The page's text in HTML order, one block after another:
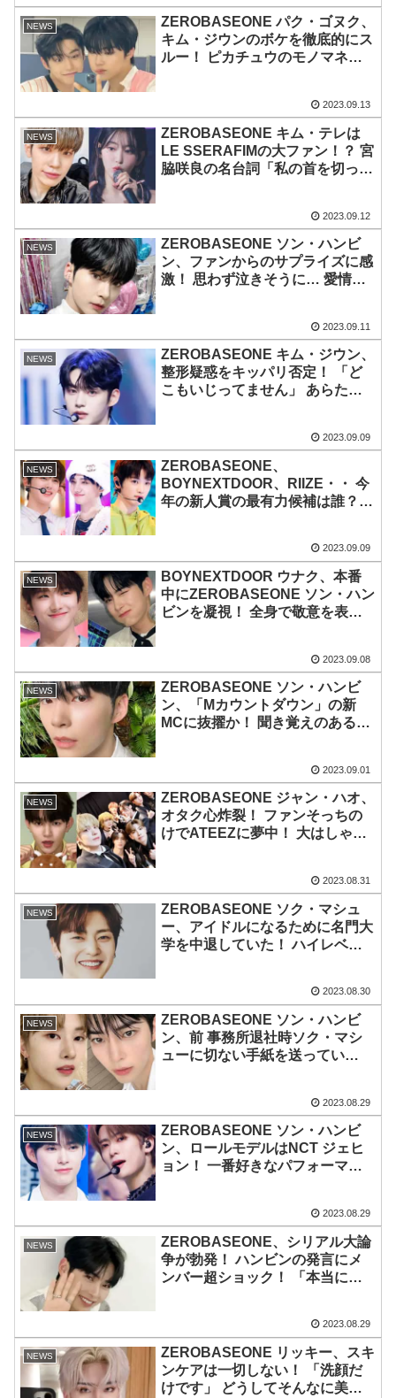
NEWS
ZEROBASEONE パク・ゴヌク、
キム・ジウンのボケを徹底的にス
ルー！ ピカチュウのモノマネま
2023.09.13
NEWS
ZEROBASEONE キム・テレは
LE SSERAFIMの大ファン！？ 宮
脇咲良の名台詞「私の首を切って
2023.09.12
NEWS
ZEROBASEONE ソン・ハンビ
ン、ファンからのサプライズに感
激！ 思わず泣きそうに… 愛情を
2023.09.11
NEWS
ZEROBASEONE キム・ジウン、
整形疑惑をキッパリ否定！ 「ど
こもいじってません」 あらため
2023.09.09
NEWS
ZEROBASEONE、
BOYNEXTDOOR、RIIZE・・ 今
年の新人賞の最有力候補は誰？
2023.09.09
NEWS
BOYNEXTDOOR ウナク、本番
中にZEROBASEONE ソン・ハン
ビンを凝視！ 全身で敬意を表す
2023.09.08
NEWS
ZEROBASEONE ソン・ハンビ
ン、「Mカウントダウン」の新
MCに抜擢か！ 聞き覚えのある声
2023.09.01
NEWS
ZEROBASEONE ジャン・ハオ、
オタク心炸裂！ ファンそっちの
けでATEEZに夢中！ 大はしゃぎ
2023.08.31
NEWS
ZEROBASEONE ソク・マシュ
ー、アイドルになるために名門大
学を中退していた！ ハイレベル
2023.08.30
NEWS
ZEROBASEONE ソン・ハンビ
ン、前 事務所退社時ソク・マシ
ューに切ない手紙を送ってい
2023.08.29
NEWS
ZEROBASEONE ソン・ハンビ
ン、ロールモデルはNCT ジェヒ
ョン！ 一番好きなパフォーマン
2023.08.29
NEWS
ZEROBASEONE、シリアル大論
争が勃発！ ハンビンの発言にメ
ンバー超ショック！ 「本当にあ
2023.08.29
NEWS
ZEROBASEONE リッキー、スキ
ンケアは一切しない！ 「洗顔だ
けです」 どうしてそんなに美し